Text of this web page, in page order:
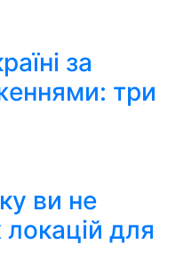
за
три
ви не
локацій для